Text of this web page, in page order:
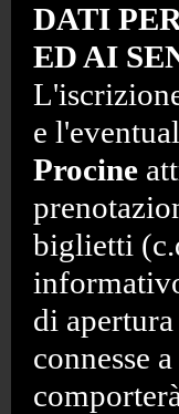
DATI
ED AI
e
Procine
biglietti
di
connesse